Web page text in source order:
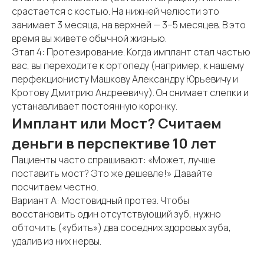
срастается с костью. На нижней челюсти это
занимает 3 месяца, на верхней — 3–5 месяцев. В это
время вы живете обычной жизнью.
Этап 4: Протезирование. Когда имплант стал частью
вас, вы переходите к ортопеду (например, к нашему
перфекционисту Машкову Александру Юрьевичу и
Кротову Дмитрию Андреевичу). Он снимает слепки и
устанавливает постоянную коронку.
Имплант или Мост? Считаем
деньги в перспективе 10 лет
Пациенты часто спрашивают: «Может, лучше
поставить мост? Это же дешевле!» Давайте
посчитаем честно.
Вариант А: Мостовидный протез. Чтобы
восстановить один отсутствующий зуб, нужно
обточить («убить») два соседних здоровых зуба,
удалив из них нервы.